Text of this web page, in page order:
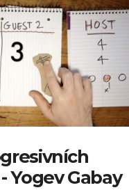
Yogev Gabay